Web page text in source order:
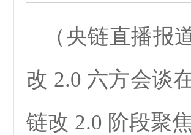
（央链直播报
改 2.0 六方会谈
链改 2.0 阶段聚